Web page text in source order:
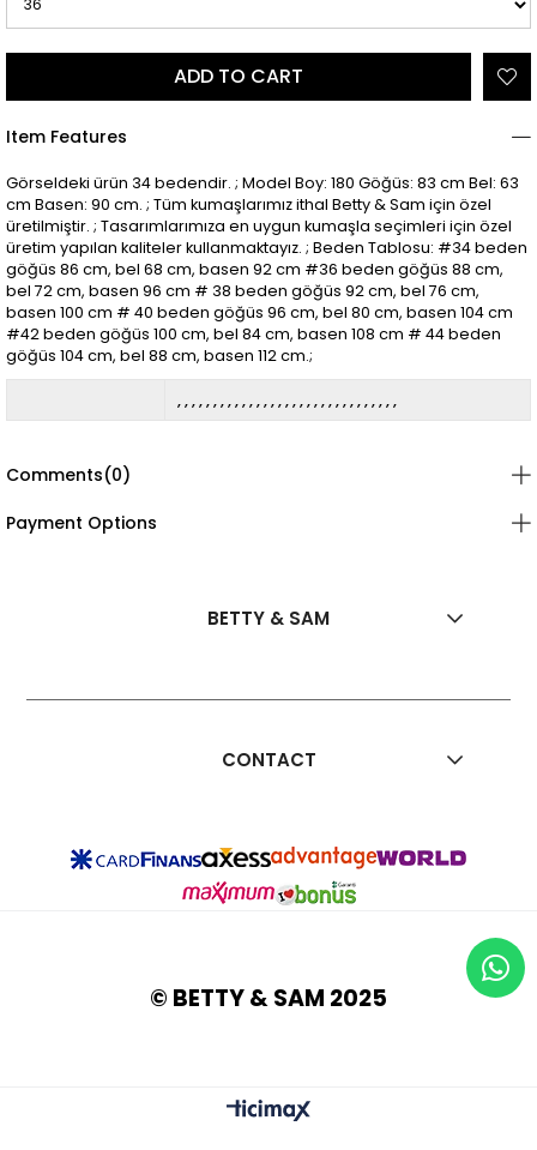
Item Features
Görseldeki ürün 34 bedendir. ; Model Boy: 180 Göğüs: 83 cm Bel: 63
cm Basen: 90 cm. ; Tüm kumaşlarımız ithal Betty & Sam için özel
üretilmiştir. ; Tasarımlarımıza en uygun kumaşla seçimleri için özel
üretim yapılan kaliteler kullanmaktayız. ; Beden Tablosu: #34 beden
göğüs 86 cm, bel 68 cm, basen 92 cm #36 beden göğüs 88 cm,
bel 72 cm, basen 96 cm # 38 beden göğüs 92 cm, bel 76 cm,
basen 100 cm # 40 beden göğüs 96 cm, bel 80 cm, basen 104 cm
#42 beden göğüs 100 cm, bel 84 cm, basen 108 cm # 44 beden
göğüs 104 cm, bel 88 cm, basen 112 cm.;
Comments(0)
Payment Options
BETTY & SAM
CONTACT
© BETTY & SAM 2025